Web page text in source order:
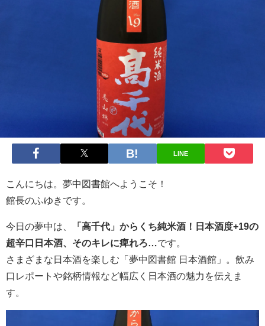
LINE
こんにちは。夢中図書館へようこそ！
館長のふゆきです。
今日の夢中は、
「高千代」からくち純米酒！日本酒度+19の
超辛口日本酒、そのキレに痺れろ…です。
さまざまな日本酒を楽しむ「夢中図書館 日本酒館」。飲み
口レポートや銘柄情報など幅広く日本酒の魅力を伝えま
す。